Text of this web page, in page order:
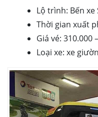
Lộ trình: Bến xe
Thời gian xuất
Giá vé: 310.000
Loại xe: xe